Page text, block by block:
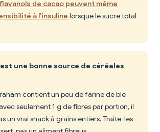
de cacao peuvent même
à l'insuline lorsque le sucre total
une bonne source de céréales
contient un peu de farine de blé
seulement 1 g de fibres par portion, il
un vrai snack à grains entiers. Traite-les